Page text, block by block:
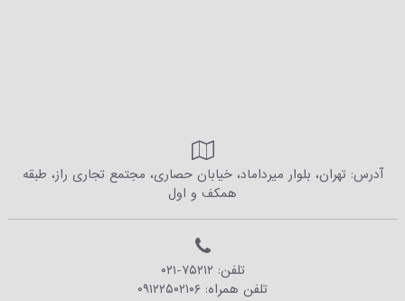
آدرس: تهران، بلوار میرداماد، خیابان حصاری، مجتمع تجاری راز، طبقه
همکف و اول
تلفن: ۰۲۱-۷۵۲۱۲
تلفن همراه: ۰۹۱۲۲۵۰۲۱۰۶